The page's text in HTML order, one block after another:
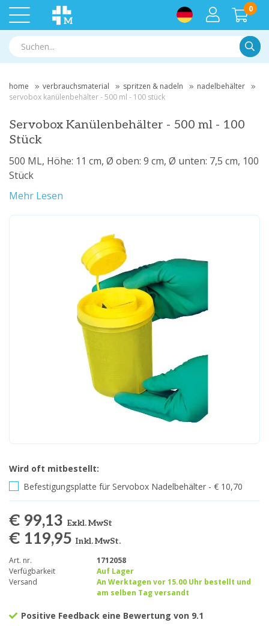
0
home verbrauchsmaterial spritzen & nadeln
nadelbehälter
servobox kanülenbehälter - 500 ml - 100 stück
Servobox Kanülenbehälter - 500 ml - 100
Stück
500 ML, Höhe: 11 cm, Ø oben: 9 cm, Ø unten: 7,5 cm, 100
Stück
Mehr Lesen
Wird oft mitbestellt:
Befestigungsplatte für Servobox Nadelbehälter - € 10,70
€ 99,13 Exkl. MwSt
€ 119,95 Inkl. MwSt.
Art. nr.
1712058
Verfügbarkeit
Auf Lager
Versand
An Werktagen vor 15.00 Uhr bestellt und
am selben Tag versandt
Positive Feedback eine Bewertung von 9.1